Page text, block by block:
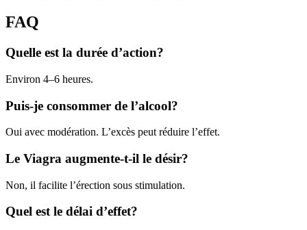
FAQ
Quelle est la durée d’action?
Environ 4–6 heures.
Puis-je consommer de l’alcool?
Oui avec modération. L’excès peut réduire l’effet.
Le Viagra augmente-t-il le désir?
Non, il facilite l’érection sous stimulation.
Quel est le délai d’effet?